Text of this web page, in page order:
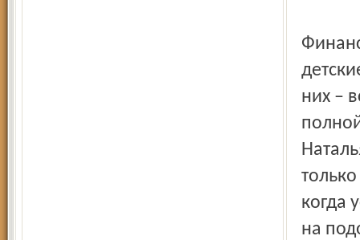
них –
когда
на